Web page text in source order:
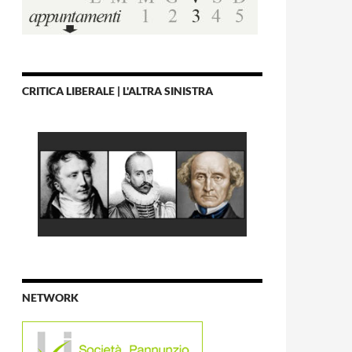
CRITICA LIBERALE | L'ALTRA SINISTRA
NETWORK